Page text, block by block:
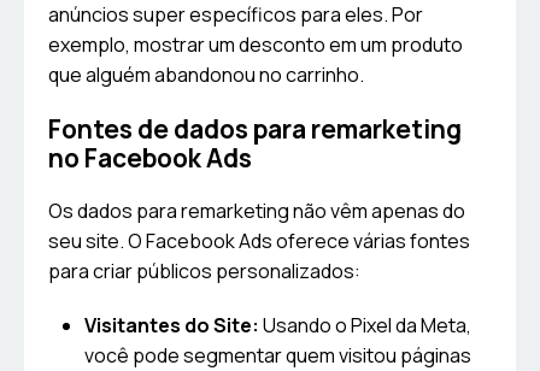
anúncios super específicos para eles. Por
exemplo, mostrar um desconto em um produto
que alguém abandonou no carrinho.
Fontes de dados para remarketing
no Facebook Ads
Os dados para remarketing não vêm apenas do
seu site. O Facebook Ads oferece várias fontes
para criar públicos personalizados:
Visitantes do Site: Usando o Pixel da Meta,
você pode segmentar quem visitou páginas